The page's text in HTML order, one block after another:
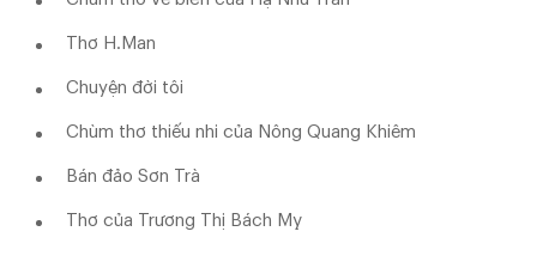
Thơ H.Man
Chuyện đời tôi
Chùm thơ thiếu nhi của Nông Quang Khiêm
Bán đảo Sơn Trà
Thơ của Trương Thị Bách Mỵ